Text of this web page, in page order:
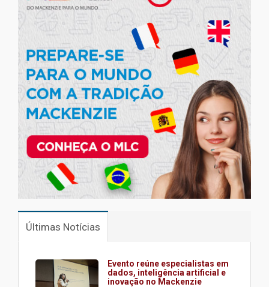
Últimas Notícias
Evento reúne especialistas em
dados, inteligência artificial e
inovação no Mackenzie